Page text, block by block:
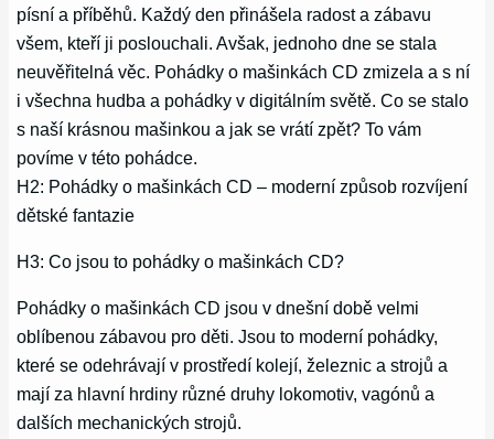
písní a příběhů. Každý den přinášela radost a zábavu
všem, kteří ji poslouchali. Avšak, jednoho dne se stala
neuvěřitelná věc. Pohádky o mašinkách CD zmizela a s ní
i všechna hudba a pohádky v digitálním světě. Co se stalo
s naší krásnou mašinkou a jak se vrátí zpět? To vám
povíme v této pohádce.
H2: Pohádky o mašinkách CD – moderní způsob rozvíjení
dětské fantazie
H3: Co jsou to pohádky o mašinkách CD?
Pohádky o mašinkách CD jsou v dnešní době velmi
oblíbenou zábavou pro děti. Jsou to moderní pohádky,
které se odehrávají v prostředí kolejí, železnic a strojů a
mají za hlavní hrdiny různé druhy lokomotiv, vagónů a
dalších mechanických strojů.